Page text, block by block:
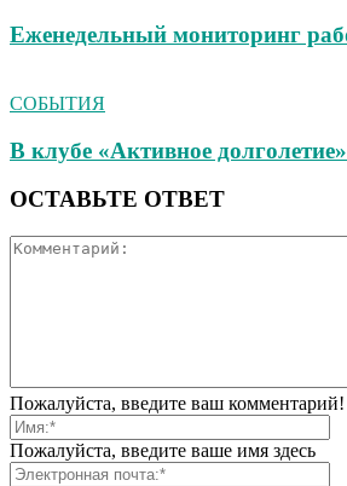
Еженедельный мониторинг
СОБЫТИЯ
В клубе «Активное
ОСТАВЬТЕ ОТВЕТ
Пожалуйста, введите ваш комментарий!
Пожалуйста, введите ваше имя здесь